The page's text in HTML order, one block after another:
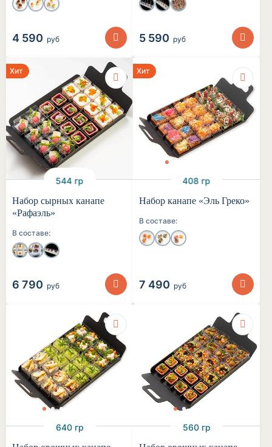
4 590 руб 5 590 руб
Хит
544 гр
Набор сырных канапе
«Рафаэль»
В составе:
6 790 руб
Хит
408 гр
Набор канапе «Эль Греко»
В составе:
7 490 руб
640 гр
560 гр